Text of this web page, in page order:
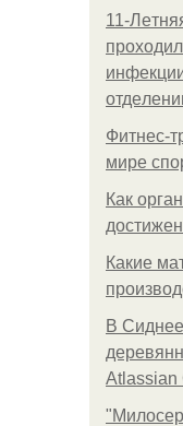
11-
Фитнес-
мире
Как
Какие
В
Atlassian